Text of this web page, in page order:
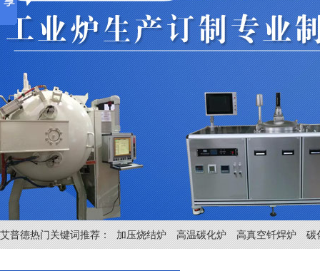
艾普德热门关键词推荐： 加压烧结炉 高温碳化炉 高真空钎焊炉 碳